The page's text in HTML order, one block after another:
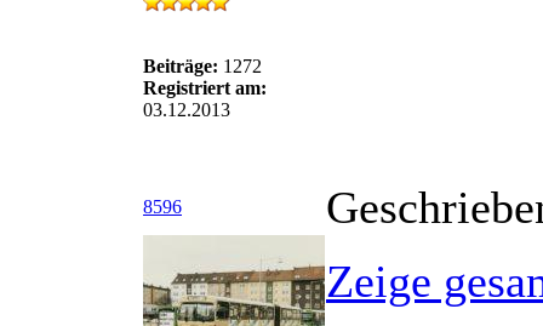
Beiträge: 1272
Registriert am:
03.12.2013
8596
Zeige